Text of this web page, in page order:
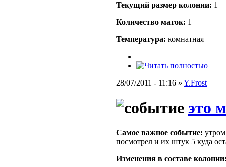
Текущий размер кoлонии: 1
Количество маток: 1
Температура: комнатная
28/07/2011 - 11:16 » Y.Frost
это
Самое важное событие:
посмотрел и их штук 5 куда
Изменения в составе